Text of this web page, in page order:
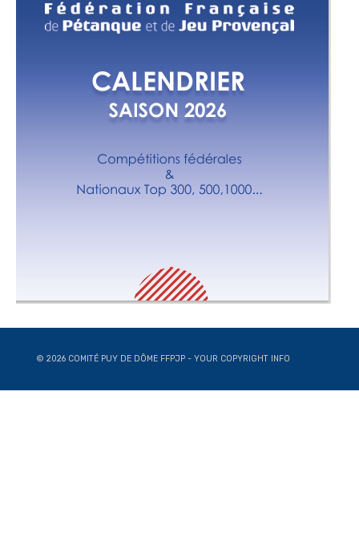
© 2026 COMITÉ PUY DE DÔME FFPJP - YOUR COPYRIGHT INFO